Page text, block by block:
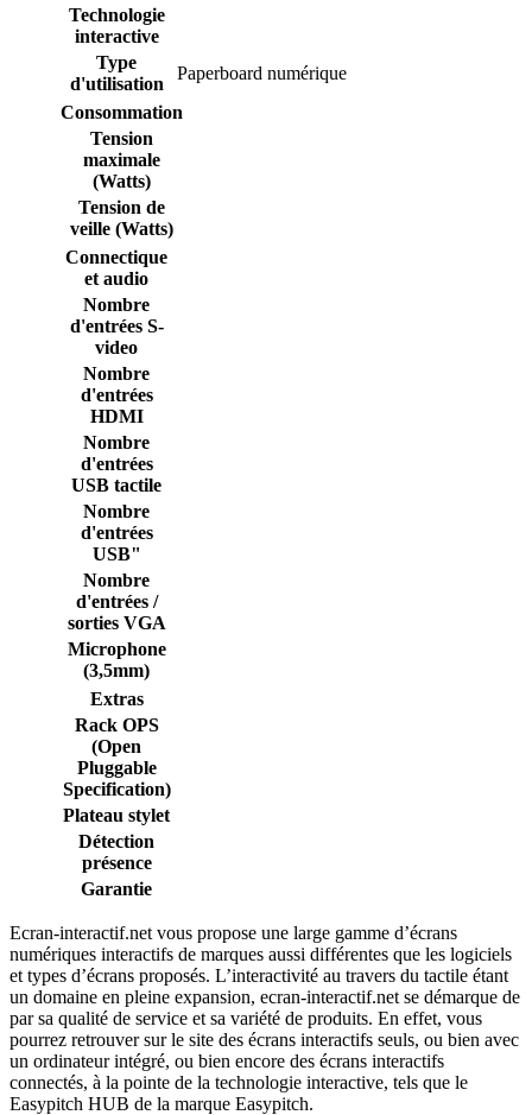
Technologie
interactive
Type
d'utilisation
Paperboard numérique
Consommation
Tension
maximale
(Watts)
Tension de
veille (Watts)
Connectique
et audio
Nombre
d'entrées S-
video
Nombre
d'entrées
HDMI
Nombre
d'entrées
USB tactile
Nombre
d'entrées
USB"
Nombre
d'entrées /
sorties VGA
Microphone
(3,5mm)
Extras
Rack OPS
(Open
Pluggable
Specification)
Plateau stylet
Détection
présence
Garantie
Ecran-interactif.net vous propose une large gamme d’écrans
numériques interactifs de marques aussi différentes que les logiciels
et types d’écrans proposés. L’interactivité au travers du tactile étant
un domaine en pleine expansion, ecran-interactif.net se démarque de
par sa qualité de service et sa variété de produits. En effet, vous
pourrez retrouver sur le site des écrans interactifs seuls, ou bien avec
un ordinateur intégré, ou bien encore des écrans interactifs
connectés, à la pointe de la technologie interactive, tels que le
Easypitch HUB de la marque Easypitch.